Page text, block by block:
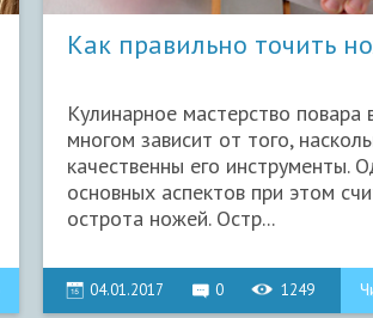
Как правильно точить
Кулинарное мастерство повара
многом зависит от того,
качественны его инструменты.
основных аспектов при этом
острота ножей. Остр...
04.01.2017 0 1249